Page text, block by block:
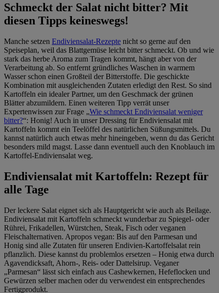
Schmeckt der Salat nicht bitter? Mit
diesen Tipps keineswegs!
Manche setzen Endiviensalat-Rezepte nicht so gerne auf den
Speiseplan, weil das Blattgemüse leicht bitter schmeckt. Ob und wie
stark das herbe Aroma zum Tragen kommt, hängt aber von der
Verarbeitung ab. So entfernt gründliches Waschen in warmem
Wasser schon einen Großteil der Bitterstoffe. Die geschickte
Kombination mit ausgleichenden Zutaten erledigt den Rest. So sind
Kartoffeln ein idealer Partner, um den Geschmack der grünen
Blätter abzumildern. Einen weiteren Tipp verrät unser
Expertenwissen zur Frage „Wie schmeckt Endiviensalat weniger
bitter?“: Honig! Auch in unser Dressing für Endiviensalat mit
Kartoffeln kommt ein Teelöffel des natürlichen Süßungsmittels. Du
kannst natürlich auch etwas mehr hineingeben, wenn du das Gericht
besonders mild magst. Lasse dann eventuell auch den Knoblauch im
Kartoffel-Endiviensalat weg.
Endiviensalat mit Kartoffeln: Rezept für
alle Tage
Der leckere Salat eignet sich als Hauptgericht wie auch als Beilage.
Endiviensalat mit Kartoffeln schmeckt wunderbar zu Spiegel- oder
Rührei, Frikadellen, Würstchen, Steak, Fisch oder veganen
Fleischalternativen. Apropos vegan: Bis auf den Parmesan und
Honig sind alle Zutaten für unseren Endivien-Kartoffelsalat rein
pflanzlich. Diese kannst du problemlos ersetzen – Honig etwa durch
Agavendicksaft, Ahorn-, Reis- oder Dattelsirup. Veganer
„Parmesan“ lässt sich einfach aus Cashewkernen, Hefeflocken und
Gewürzen selber machen oder du verwendest ein entsprechendes
Fertigprodukt.